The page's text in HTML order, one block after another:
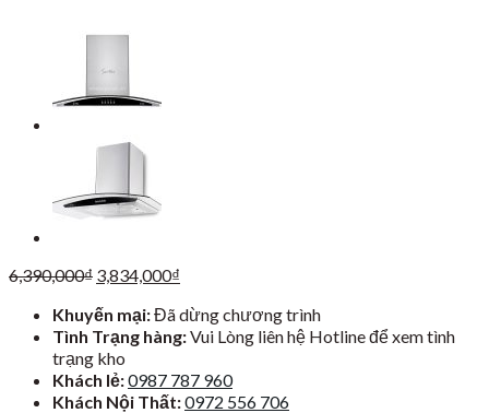
6,390,000₫ Giá
là:
6,390,000₫.
3,834,000₫
tại
là:
Khuyến mại:Đã dừng chương trình
Tình Trạng hàng:Vui Lòng liên hệ Hotline để xem tình
trạng kho
Khách lẻ:0987 787 960
Khách Nội Thất:0972 556 706